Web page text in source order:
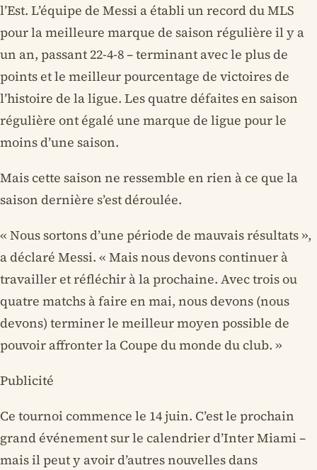
l’Est. L’équipe de Messi a établi un record du MLS
pour la meilleure marque de saison régulière il y a
un an, passant 22-4-8 – terminant avec le plus de
points et le meilleur pourcentage de victoires de
l’histoire de la ligue. Les quatre défaites en saison
régulière ont égalé une marque de ligue pour le
moins d’une saison.
Mais cette saison ne ressemble en rien à ce que la
saison dernière s’est déroulée.
« Nous sortons d’une période de mauvais résultats »,
a déclaré Messi. « Mais nous devons continuer à
travailler et réfléchir à la prochaine. Avec trois ou
quatre matchs à faire en mai, nous devons (nous
devons) terminer le meilleur moyen possible de
pouvoir affronter la Coupe du monde du club. »
Publicité
Ce tournoi commence le 14 juin. C’est le prochain
grand événement sur le calendrier d’Inter Miami –
mais il peut y avoir d’autres nouvelles dans